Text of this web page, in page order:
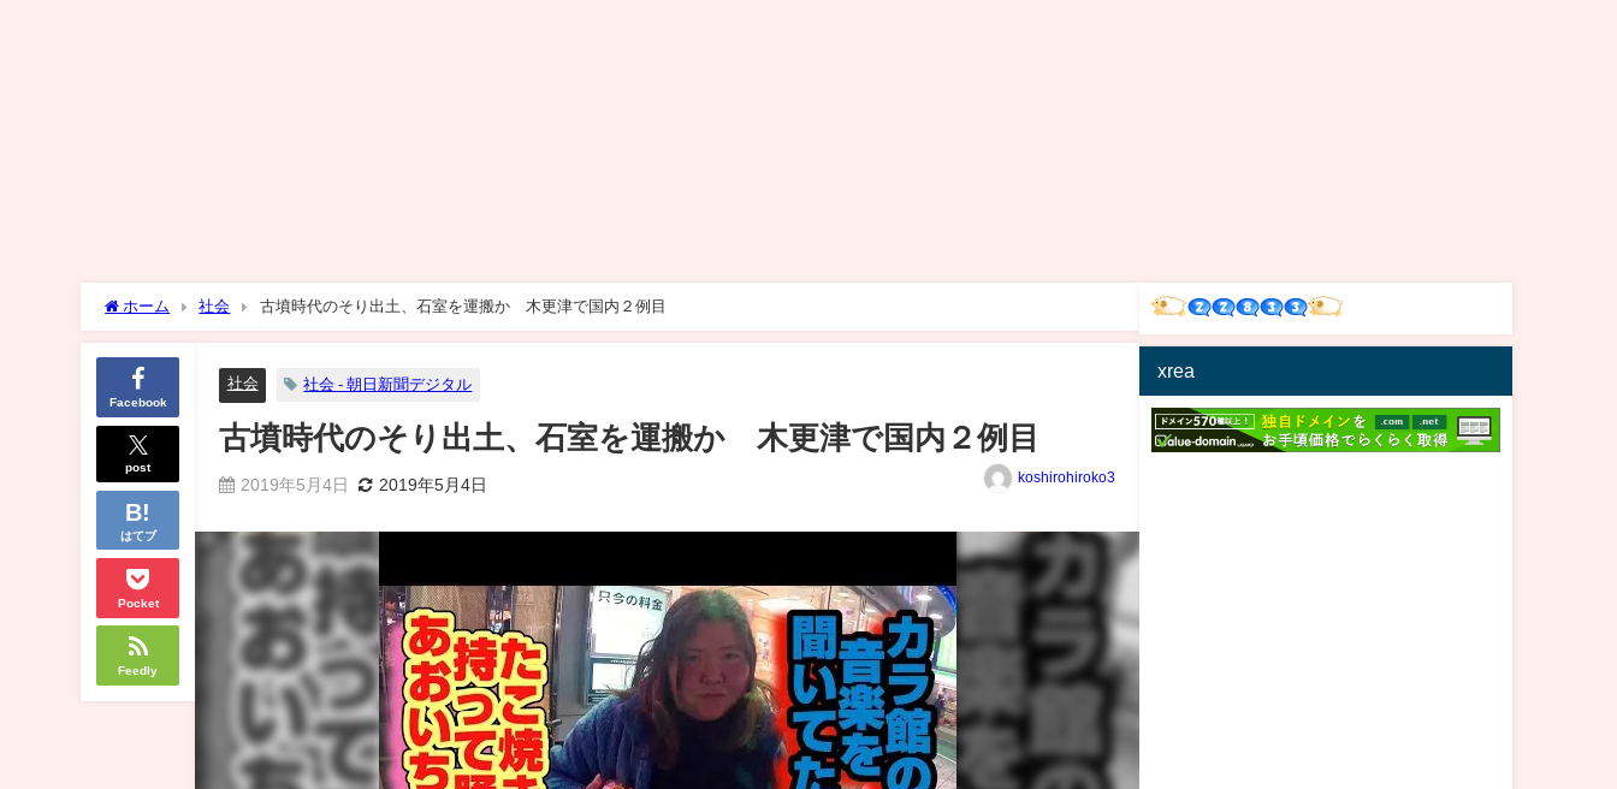
ホーム 社会 古墳時代のそり出土、石室を運搬か 木更津で国内２例目
Facebook
post
はてブ
Pocket
Feedly
社会 社会 - 朝日新聞デジタル
古墳時代のそり出土、石室を運搬か 木更津で国内２例目
2019年5月4日 2019年5月4日 koshirohiroko3
xrea